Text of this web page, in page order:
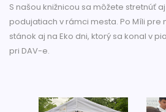
S našou knižnicou sa môžete stretnúť
podujatiach v rámci mesta. Po Míli pre
stánok aj na Eko dni, ktorý sa konal v
pri DAV-e.